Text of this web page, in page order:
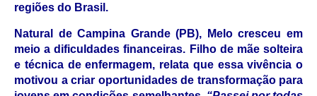
regiões do Brasil.
Natural de Campina Grande (PB), Melo cresceu em
meio a dificuldades financeiras. Filho de mãe solteira
e técnica de enfermagem, relata que essa vivência o
motivou a criar oportunidades de transformação para